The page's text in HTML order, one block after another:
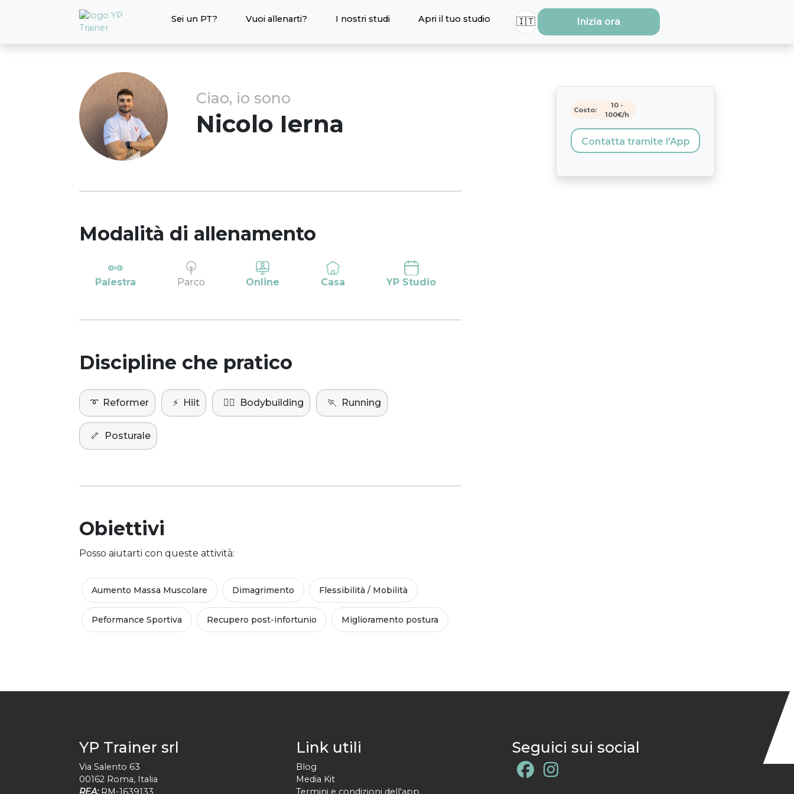
Sei un PT? Vuoi allenarti? I nostri studi Apri il tuo studio 🇮🇹 Inizia ora
Ciao, io sono
Nicolo Ierna
Modalità di allenamento
Palestra Parco Online Casa YP Studio
Discipline che pratico
➰ Reformer ⚡️ Hiit 🏋️‍♀️ Bodybuilding 🏃 Running
🦴 Posturale
Obiettivi
Posso aiutarti con queste attività:
Aumento Massa Muscolare Dimagrimento Flessibilità / Mobilità
Peformance Sportiva Recupero post-infortunio Miglioramento postura
Costo:
10-
100€/h
Contatta tramite l'App
YP Trainer srl
Via Salento 63
00162 Roma, Italia
REA: RM-1639133
Link utili
Blog
Media Kit
Termini e condizioni dell'app
Seguici sui social